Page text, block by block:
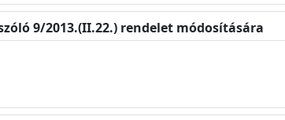
9/2013.(II.22.) rendelet módosítására